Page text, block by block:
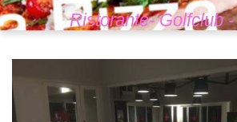
Ristorante- Golfclub